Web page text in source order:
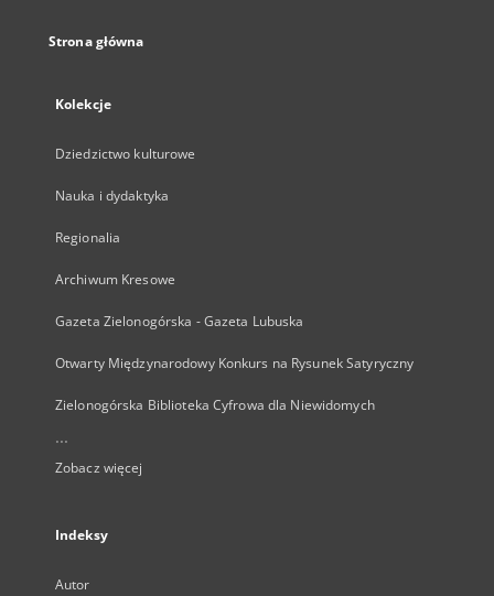
Strona główna
Kolekcje
Dziedzictwo kulturowe
Nauka i dydaktyka
Regionalia
Archiwum Kresowe
Gazeta Zielonogórska - Gazeta Lubuska
Otwarty Międzynarodowy Konkurs na Rysunek Satyryczny
Zielonogórska Biblioteka Cyfrowa dla Niewidomych
...
Zobacz więcej
Indeksy
Autor